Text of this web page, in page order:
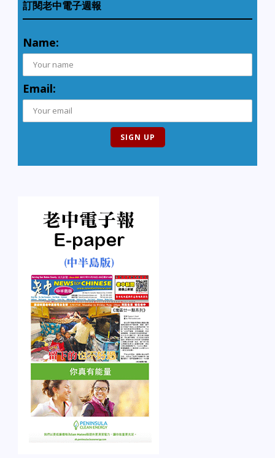
訂閱老中電子週報
Name:
Email: